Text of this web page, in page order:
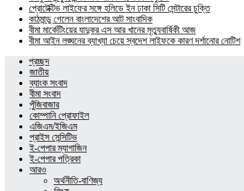
প্রোটেক্টিভ লাইফের সঙ্গে হলিডে ইন ঢাকা সিটি সেন্টারের চুক্তি
কাঠমান্ডু গেলেন বাংলাদেশের আট সাংবাদিক
বীমা মার্কেটিংয়ের যাদুকর এস আর খানের মৃত্যুবার্ষিকী আজ
বীমা আইন লঙ্ঘনের ব্যাখ্যা চেয়ে স্বদেশ লাইফকে কারণ দর্শানোর নোটিশ
প্রচ্ছদ
জাতীয়
ব্যাংক সংবাদ
বীমা সংবাদ
পুঁজিবাজার
কোম্পানি প্রোফাইল
এজিএম/ইজিএম
প্রাইস সেন্সিটিভ
ই-পেপার ম্যাগাজিন
ই-পেপার পত্রিকা
আরও
অর্থনীতি-বাণিজ্য